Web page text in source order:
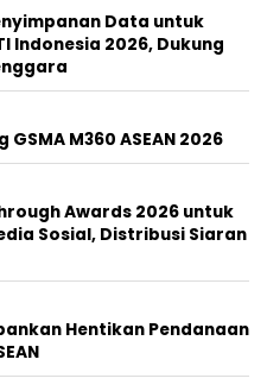
Data untuk
Indonesia 2026, Dukung
M360 ASEAN 2026
Awards 2026 untuk
Sosial, Distribusi Siaran
Hentikan Pendanaan